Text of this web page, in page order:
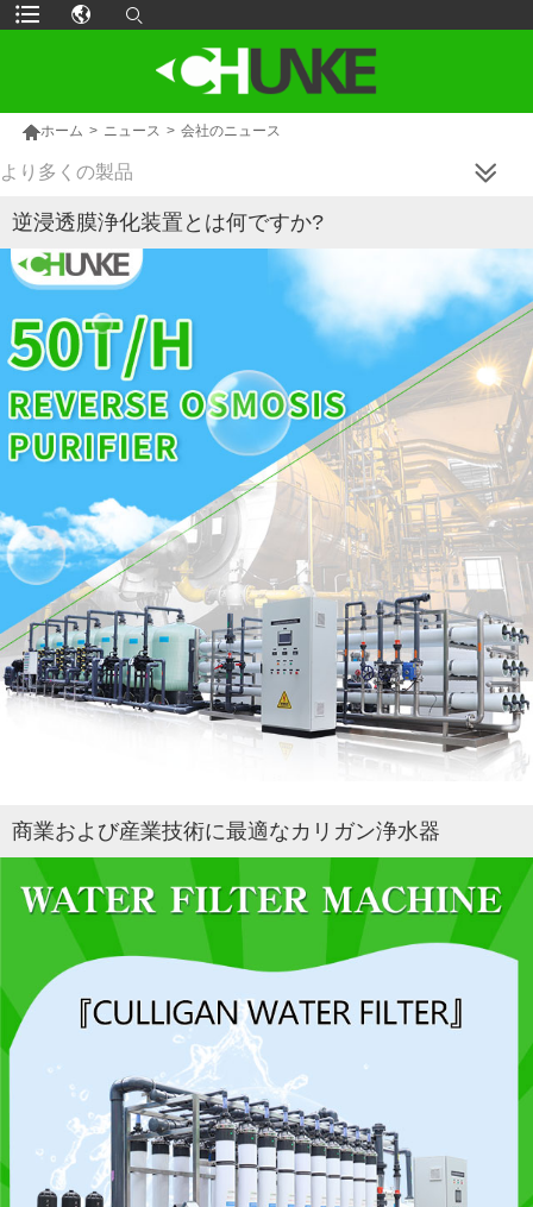
ホーム > ニュース > 会社のニュース
より多くの製品
逆浸透膜浄化装置とは何ですか?
商業および産業技術に最適なカリガン浄水器